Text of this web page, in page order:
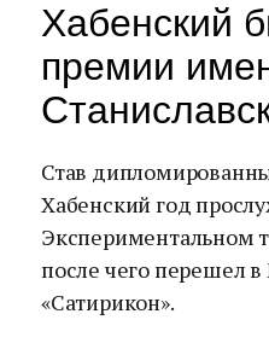
Хабенский
премии
Став
Хабенский год
Экспериментальном
после чего перешел
«Сатирикон».